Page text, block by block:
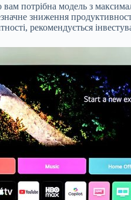
потрібна модель з
зниження
рекомендується